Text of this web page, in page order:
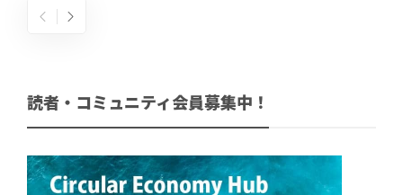
読者・コミュニティ会員募集中！